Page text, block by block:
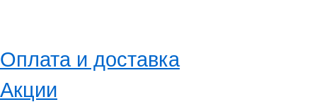
Оплата и доставка
Акции